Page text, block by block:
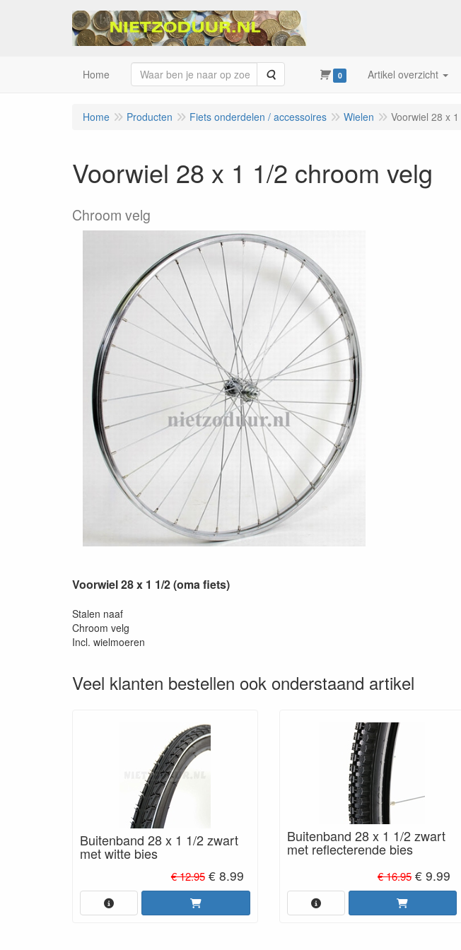
Home Zoeken 0 Artikel overzicht
Home Producten Fiets onderdelen / accessoires Wielen Voorwiel 28 x
Voorwiel 28 x 1 1/2 chroom velg
Chroom velg
Voorwiel 28 x 1 1/2 (oma fiets)
Stalen naaf
Chroom velg
Incl. wielmoeren
Veel klanten bestellen ook onderstaand artikel
Buitenband 28 x 1 1/2 zwart
met witte bies
€ 12.95€ 8.99
Buitenband 28 x 1 1/2 zwart
met reflecterende bies
€ 16.95€ 9.99